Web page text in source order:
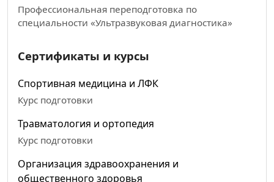
Профессиональная переподготовка по
специальности «Ультразвуковая диагностика»
Сертификаты и курсы
Спортивная медицина и ЛФК
Курс подготовки
Травматология и ортопедия
Курс подготовки
Организация здравоохранения и
общественного здоровья